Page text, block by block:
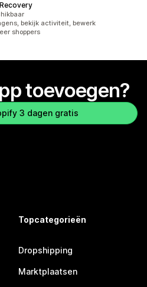
bekijk activiteit, bewerk
shoppers
toevoegen?
3 dagen gratis
Topcategorieën
Dropshipping
Marktplaatsen